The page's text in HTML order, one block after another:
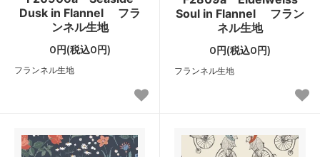
Dusk in Flannel フラ
ンネル生地
0円(税込0円)
フランネル生地
Soul in Flannel フラン
ネル生地
0円(税込0円)
フランネル生地